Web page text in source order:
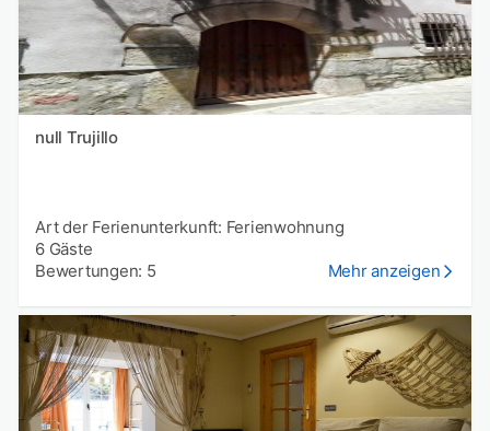
null Trujillo
Art der Ferienunterkunft: Ferienwohnung
6 Gäste
Bewertungen: 5
Mehr anzeigen